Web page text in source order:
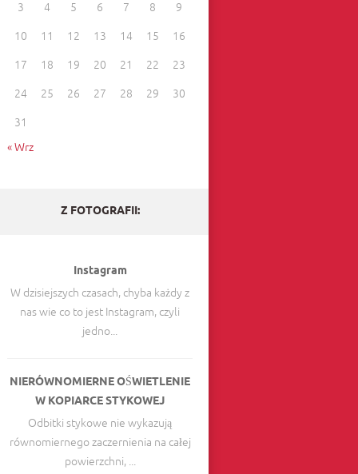
3 4 5 6 7 8 9
10 11 12 13 14 15 16
17 18 19 20 21 22 23
24 25 26 27 28 29 30
31
« Wrz
Z FOTOGRAFII:
Instagram
W dzisiejszych czasach, chyba każdy z
nas wie co to jest Instagram, czyli
jedno...
NIERÓWNOMIERNE OŚWIETLENIE
W KOPIARCE STYKOWEJ
Odbitki stykowe nie wykazują
równomiernego zaczernienia na całej
powierzchni, ...